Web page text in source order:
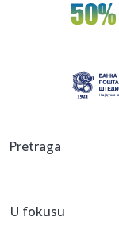
12:50:
znaju kako
12:46:Vučić
kojom se...
12:43:
Pretraga
U fokusu